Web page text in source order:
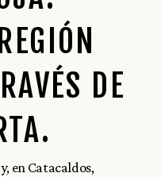
DE
en Catacaldos,